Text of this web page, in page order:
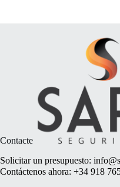
Contacte
Solicitar un presupuesto:
Contáctenos ahora: +34 918